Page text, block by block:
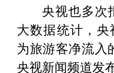
央视也多次
大数据统计，
为旅游客净流入
央视新闻频道发